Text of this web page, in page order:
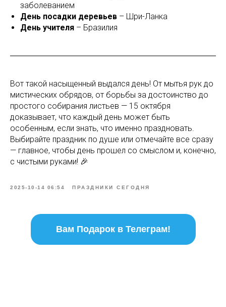
заболеванием
День посадки деревьев – Шри-Ланка
День учителя – Бразилия
Вот такой насыщенный выдался день! От мытья рук до
мистических обрядов, от борьбы за достоинство до
простого собирания листьев — 15 октября
доказывает, что каждый день может быть
особенным, если знать, что именно праздновать.
Выбирайте праздник по душе или отмечайте все сразу
— главное, чтобы день прошел со смыслом и, конечно,
с чистыми руками! 🎉
2025-10-14 06:54 ПРАЗДНИКИ СЕГОДНЯ
Вам Подарок в Телеграм!